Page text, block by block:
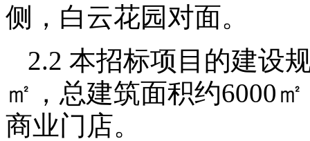
侧，白云花园对面。
2.2 本招标项目的建设
㎡ ，总建筑面积约6000㎡
商业门店。